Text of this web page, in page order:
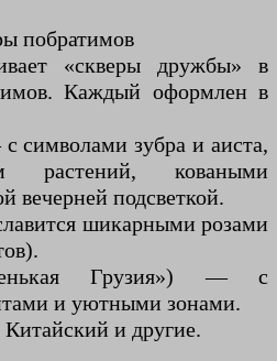
побратимов
«скверы дружбы» в
Каждый оформлен в
символами зубра и аиста,
растений, коваными
вечерней подсветкой.
шикарными розами
Грузия») — с
и уютными зонами.
и другие.